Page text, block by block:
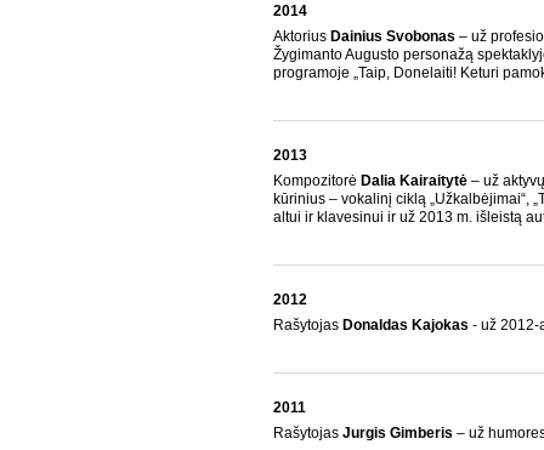
2014
Aktorius Dainius Svobonas – už
Žygimanto Augusto personažą
programoje „Taip, Donelaiti! Keturi
2013
Kompozitorė Dalia Kairaitytė – už
kūrinius – vokalinį ciklą „Užkalbėjimai“,
altui ir klavesinui ir už 2013 m. išleistą
2012
Rašytojas Donaldas Kajokas - už 2012-
2011
Rašytojas Jurgis Gimberis – už